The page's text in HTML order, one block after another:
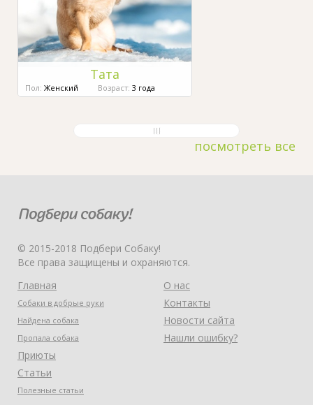
Тата
Пол: Женский Возраст: 3 года
посмотреть все
© 2015-2018 Подбери Собаку!
Все права защищены и охраняются.
Главная
Собаки в добрые руки
Найдена собака
Пропала собака
Приюты
Статьи
Полезные статьи
О нас
Контакты
Новости сайта
Нашли ошибку?